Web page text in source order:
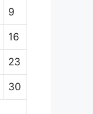
9
16
23
30